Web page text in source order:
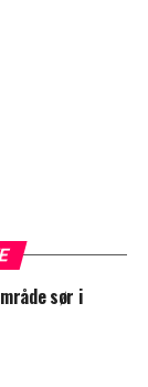
sør i